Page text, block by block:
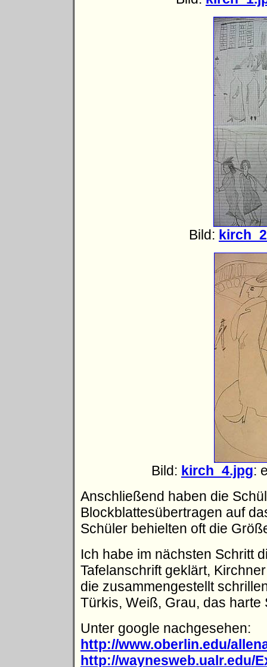
Bild:
Bild: kirch_4.jpg:
Anschließend haben die
Blockblattesübertragen auf
Schüler behielten oft die
Ich habe im nächsten Schritt
Tafelanschrift geklärt,
die zusammengestellt
Türkis, Weiß, Grau, das harte
Unter google nachgesehen:
http://www.oberlin.edu/
http://waynesweb.ualr.edu/